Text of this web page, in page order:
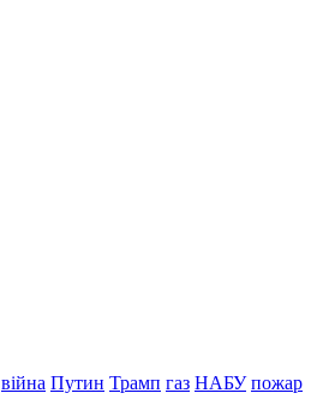
війна Путин Трамп газ НАБУ пожар